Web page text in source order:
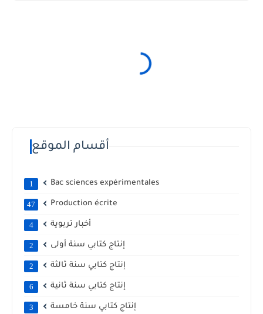
أقسام الموقع
Bac sciences expérimentales
1
Production écrite
47
أخبار تربوية 4
إنتاج كتابي سنة أولى 2
إنتاج كتابي سنة ثالثة 2
إنتاج كتابي سنة ثانية 6
إنتاج كتابي سنة خامسة 3